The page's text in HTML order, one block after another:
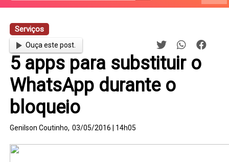
Serviços
Ouça este post.
5 apps para substituir o
WhatsApp durante o
bloqueio
Genilson Coutinho, 03/05/2016 | 14h05